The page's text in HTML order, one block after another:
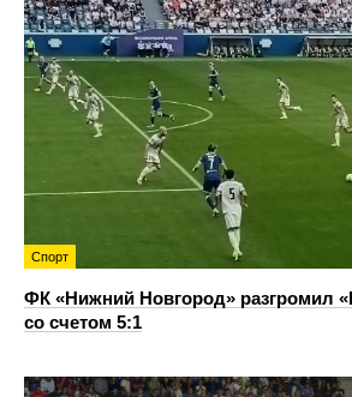
Спорт
ФК «Нижний Новгород» разгромил
со счетом 5:1